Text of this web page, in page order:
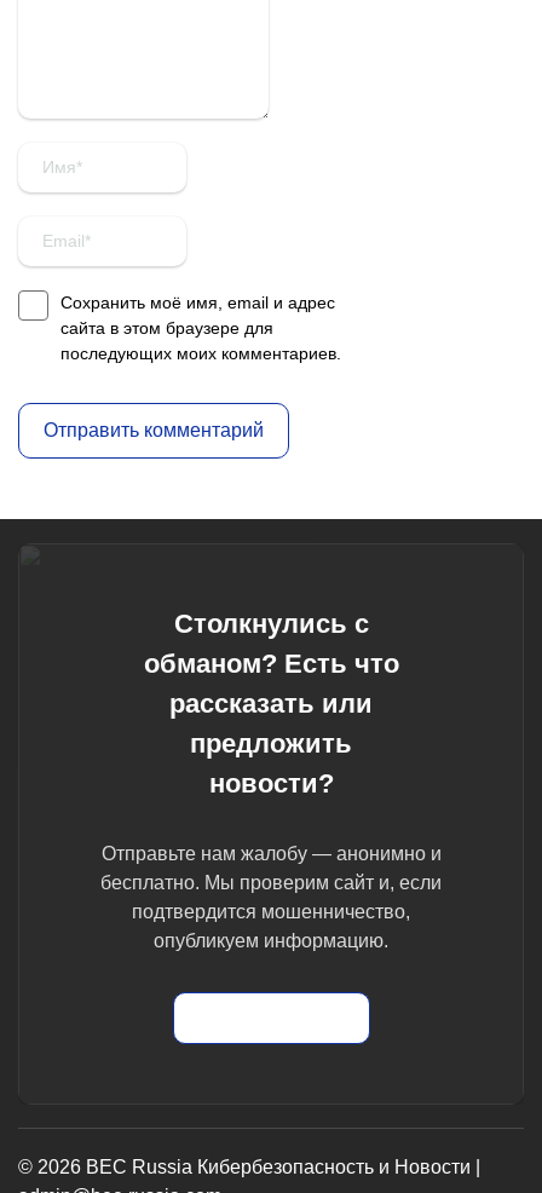
Сохранить моё имя, email и адрес
сайта в этом браузере для
последующих моих комментариев.
Столкнулись с
обманом? Есть что
рассказать или
предложить
новости?
Отправьте нам жалобу — анонимно и
бесплатно. Мы проверим сайт и, если
подтвердится мошенничество,
опубликуем информацию.
© 2026 BEC Russia Кибербезопасность и Новости |